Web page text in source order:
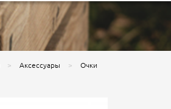
Аксессуары Очки